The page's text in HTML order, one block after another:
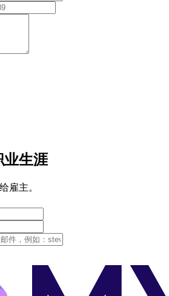
业生涯
雇主。